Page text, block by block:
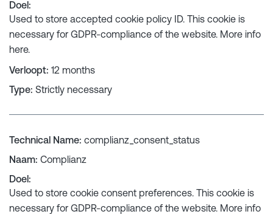
Doel:
Used to store accepted cookie policy ID. This cookie is
necessary for GDPR-compliance of the website. More info
here.
Verloopt: 12 months
Type: Strictly necessary
Technical Name: complianz_consent_status
Naam: Complianz
Doel:
Used to store cookie consent preferences. This cookie is
necessary for GDPR-compliance of the website. More info